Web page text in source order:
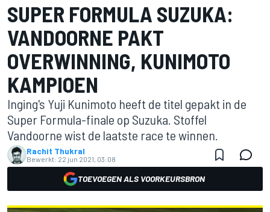
SUPER FORMULA SUZUKA:
VANDOORNE PAKT
OVERWINNING, KUNIMOTO
KAMPIOEN
Inging's Yuji Kunimoto heeft de titel gepakt in de
Super Formula-finale op Suzuka. Stoffel
Vandoorne wist de laatste race te winnen.
Rachit Thukral
Bewerkt: 22 jun 2021, 03:08
TOEVOEGEN ALS VOORKEURSBRON